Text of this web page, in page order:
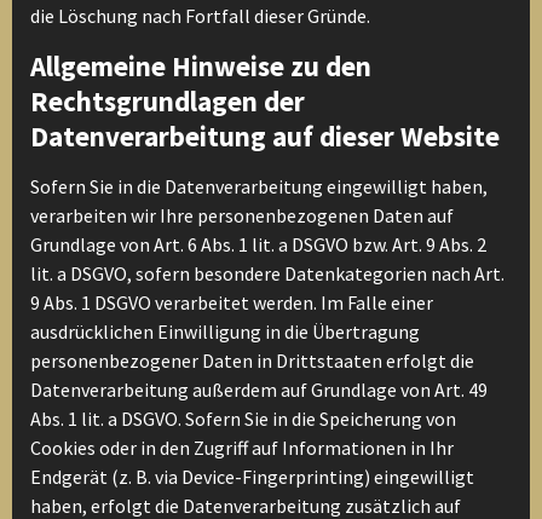
die Löschung nach Fortfall dieser Gründe.
Allgemeine Hinweise zu den
Rechtsgrundlagen der
Datenverarbeitung auf dieser Website
Sofern Sie in die Datenverarbeitung eingewilligt haben,
verarbeiten wir Ihre personenbezogenen Daten auf
Grundlage von Art. 6 Abs. 1 lit. a DSGVO bzw. Art. 9 Abs. 2
lit. a DSGVO, sofern besondere Datenkategorien nach Art.
9 Abs. 1 DSGVO verarbeitet werden. Im Falle einer
ausdrücklichen Einwilligung in die Übertragung
personenbezogener Daten in Drittstaaten erfolgt die
Datenverarbeitung außerdem auf Grundlage von Art. 49
Abs. 1 lit. a DSGVO. Sofern Sie in die Speicherung von
Cookies oder in den Zugriff auf Informationen in Ihr
Endgerät (z. B. via Device-Fingerprinting) eingewilligt
haben, erfolgt die Datenverarbeitung zusätzlich auf